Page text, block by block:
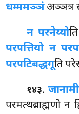
धम्ममञ्ञंअञ्ञत्र
न परनेय्यो
परपत्तियो न
परपटिबद्धगूति
१४३.जानामी
परमत्थब्राह्मणो